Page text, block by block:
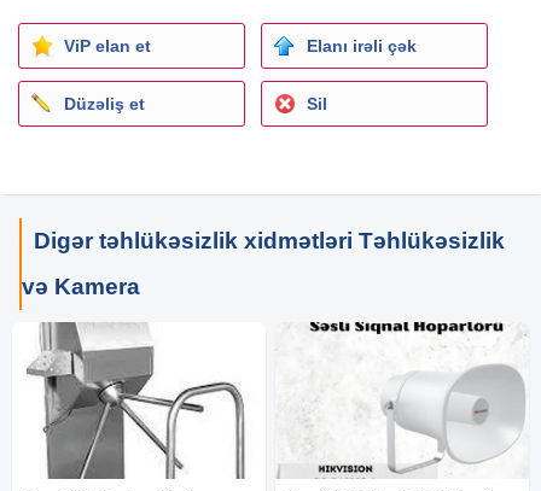
ViP elan et Elanı irəli çək
Düzəliş et Sil
Digər təhlükəsizlik xidmətləri Təhlükəsizlik
və Kamera